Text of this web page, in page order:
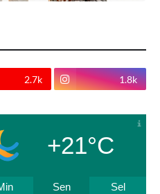
2.7k 1.8k
+21°C
Sen Sel